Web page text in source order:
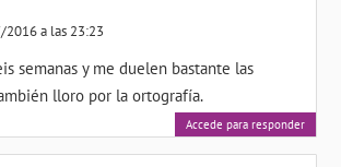
a las 23:23
semanas y me duelen bastante las
lloro por la ortografía.
Accede para responder